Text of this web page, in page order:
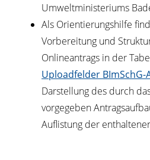
Umweltministeriums
Als Orientierungshilfe
Vorbereitung und
Onlineantrags in der
Uploadfelder BImSchG-
Darstellung des durch
vorgegeben
Auflistung der